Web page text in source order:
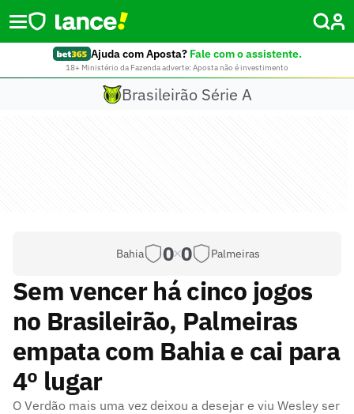
Ajuda com Aposta? Fale com o assistente.
18+ Ministério da Fazenda adverte: Aposta não é investimento
Brasileirão Série A
Bahia 0 0 Palmeiras
Sem vencer há cinco jogos
no Brasileirão, Palmeiras
empata com Bahia e cai para
4º lugar
O Verdão mais uma vez deixou a desejar e viu Wesley ser